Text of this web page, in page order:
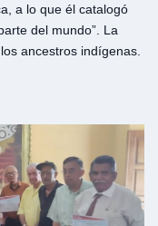
a lo que él catalogó
del mundo”. La
ancestros indígenas.